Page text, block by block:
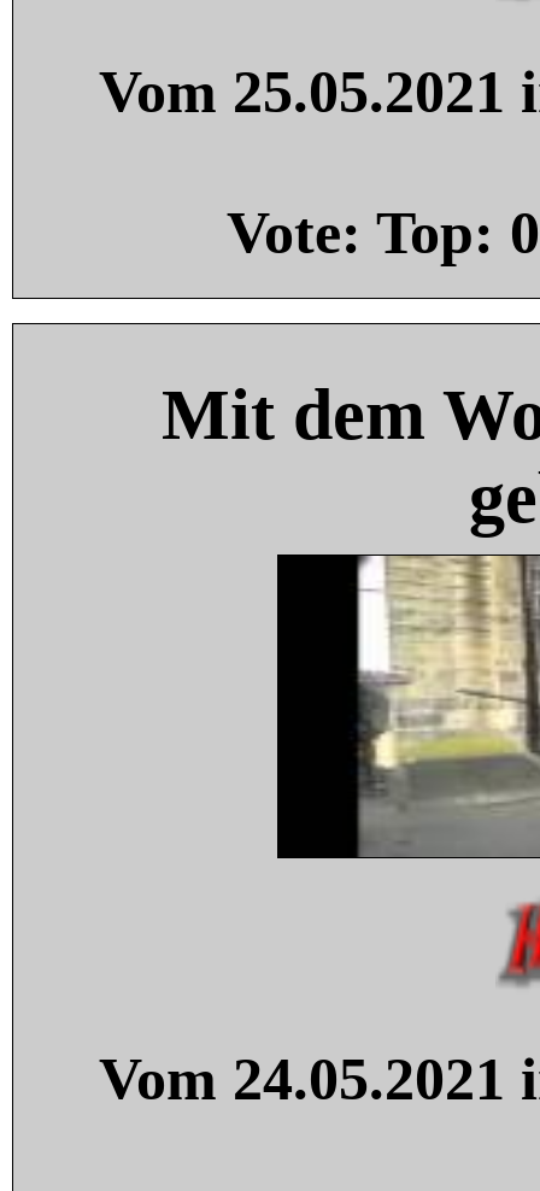
Vom
Vote: Top: 0
Mit dem
Vom